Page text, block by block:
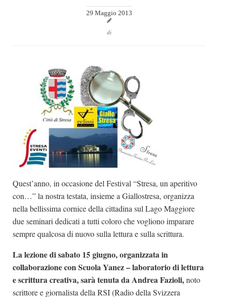
Rassegna Stampa
Archivio
Autori
Generi
Case editrici
Partnership
Giallo Stresa
Premio Chiara
Tabù Festival 2014
A Tutto Volume
Salone di Torino
Marketing
29 Maggio 2013
di
Quest’anno, in occasione del Festival “Stresa, un aperitivo
con…” la nostra testata, insieme a Giallostresa, organizza
nella bellissima cornice della cittadina sul Lago Maggiore
due seminari dedicati a tutti coloro che vogliono imparare
sempre qualcosa di nuovo sulla lettura e sulla scrittura.
La lezione di sabato 15 giugno, organizzata in
collaborazione con Scuola Yanez – laboratorio di lettura
e scrittura creativa, sarà tenuta da Andrea Fazioli,noto
scrittore e giornalista della RSI (Radio della Svizzera